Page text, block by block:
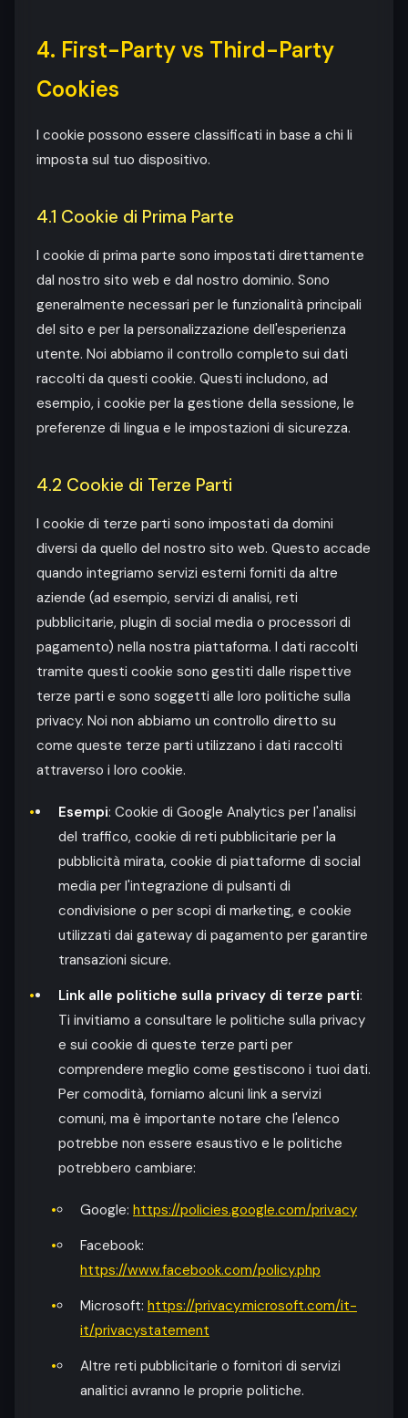
4. First-Party vs Third-Party
Cookies
I cookie possono essere classificati in base a chi li
imposta sul tuo dispositivo.
4.1 Cookie di Prima Parte
I cookie di prima parte sono impostati direttamente
dal nostro sito web e dal nostro dominio. Sono
generalmente necessari per le funzionalità principali
del sito e per la personalizzazione dell'esperienza
utente. Noi abbiamo il controllo completo sui dati
raccolti da questi cookie. Questi includono, ad
esempio, i cookie per la gestione della sessione, le
preferenze di lingua e le impostazioni di sicurezza.
4.2 Cookie di Terze Parti
I cookie di terze parti sono impostati da domini
diversi da quello del nostro sito web. Questo accade
quando integriamo servizi esterni forniti da altre
aziende (ad esempio, servizi di analisi, reti
pubblicitarie, plugin di social media o processori di
pagamento) nella nostra piattaforma. I dati raccolti
tramite questi cookie sono gestiti dalle rispettive
terze parti e sono soggetti alle loro politiche sulla
privacy. Noi non abbiamo un controllo diretto su
come queste terze parti utilizzano i dati raccolti
attraverso i loro cookie.
Esempi: Cookie di Google Analytics per l'analisi
del traffico, cookie di reti pubblicitarie per la
pubblicità mirata, cookie di piattaforme di social
media per l'integrazione di pulsanti di
condivisione o per scopi di marketing, e cookie
utilizzati dai gateway di pagamento per garantire
transazioni sicure.
Link alle politiche sulla privacy di terze parti:
Ti invitiamo a consultare le politiche sulla privacy
e sui cookie di queste terze parti per
comprendere meglio come gestiscono i tuoi dati.
Per comodità, forniamo alcuni link a servizi
comuni, ma è importante notare che l'elenco
potrebbe non essere esaustivo e le politiche
potrebbero cambiare:
Google: https://policies.google.com/privacy
Facebook:
https://www.facebook.com/policy.php
Microsoft: https://privacy.microsoft.com/it-
it/privacystatement
Altre reti pubblicitarie o fornitori di servizi
analitici avranno le proprie politiche.